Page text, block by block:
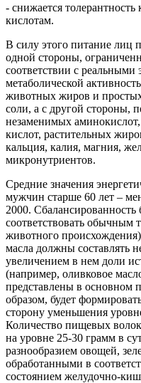
- снижается
кислотам.
В силу этого питание лиц
одной стороны,
соответствии с реальными
метаболической
животных жиров и простых
соли, а с другой стороны,
незаменимых
кислот, растительных
кальция, калия, магния,
микронутриентов.
Средние значения
мужчин старше 60 лет –
2000.
соответствовать обычным
животного
масла должны составлять
увеличением в нем доли
(например, оливковое
представлены в основном
образом, будет
сторону уменьшения
Количество пищевых
на уровне 25-30 грамм в
разнообразием овощей,
обработанными в
состоянием желудочно-